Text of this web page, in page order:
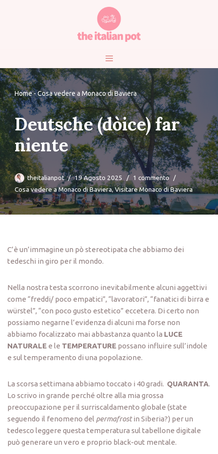
Home-Cosa vedere a Monaco di Baviera
Deutsche (dòice) far
niente
theitalianpot 19 Agosto 2025
1 commento
Cosa vedere a Monaco di Baviera,Visitare Monaco di Baviera
C’è un’immagine un pò stereotipata che abbiamo dei
tedeschi in giro per il mondo.
Nella nostra testa scorrono inevitabilmente alcuni aggettivi
come “freddi/ poco empatici”, “lavoratori”, “fanatici di birra e
würstel”, “con poco gusto estetico” eccetera. Di certo non
possiamo negarne l’evidenza di alcuni ma forse non
abbiamo focalizzato mai abbastanza quanto la LUCE
NATURALE e le TEMPERATURE possano influire sull’indole
e sul temperamento di una popolazione.
La scorsa settimana abbiamo toccato i 40 gradi. QUARANTA.
Lo scrivo in grande perché oltre alla mia grossa
preoccupazione per il surriscaldamento globale (state
seguendo il fenomeno del permafrostin Siberia?) per un
tedesco leggere questa temperatura sul tabellone digitale
può generare un vero e proprio black-out mentale.